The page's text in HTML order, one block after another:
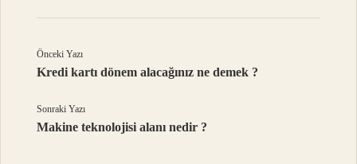
Önceki Yazı
Kredi kartı dönem alacağınız ne demek ?
Sonraki Yazı
Makine teknolojisi alanı nedir ?